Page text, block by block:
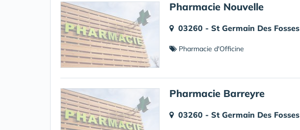
Pharmacie Nouvelle
03260 - St Germain Des Fosses
Pharmacie d'Officine
Pharmacie Barreyre
03260 - St Germain Des Fosses